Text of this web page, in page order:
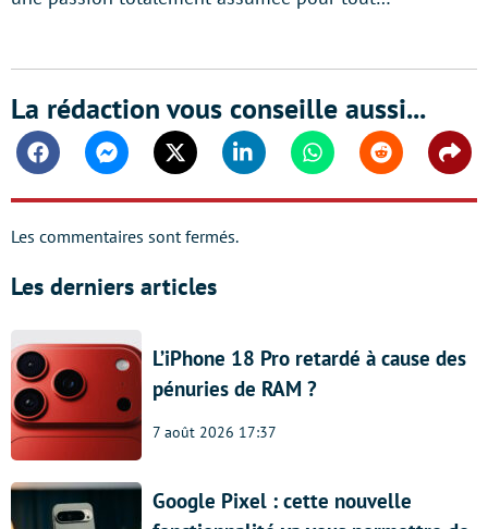
La rédaction vous conseille aussi...
FacebookMessengerTwitter Linkedin WhatsappReddit
Les commentaires sont fermés.
Les derniers articles
L’iPhone 18 Pro retardé à cause des
pénuries de RAM ?
7 août 2026 17:37
Google Pixel : cette nouvelle